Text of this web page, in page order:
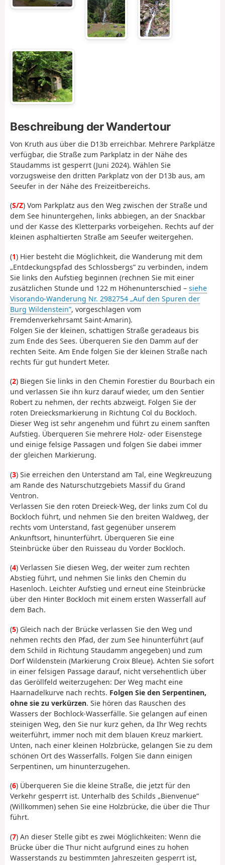
Beschreibung der Wandertour
Von Kruth aus über die D13b erreichbar. Mehrere Parkplätze
verfügbar, die Straße zum Parkplatz in der Nähe des
Staudamms ist gesperrt (Juni 2024). Wählen Sie
vorzugsweise den dritten Parkplatz von der D13b aus, am
Seeufer in der Nähe des Freizeitbereichs.
(S/Z) Vom Parkplatz aus den Weg zwischen der Straße und
dem See hinuntergehen, links abbiegen, an der Snackbar
und der Kasse des Kletterparks vorbeigehen. Rechts auf der
kleinen asphaltierten Straße am Seeufer weitergehen.
(1) Hier besteht die Möglichkeit, die Wanderung mit dem
„Entdeckungspfad des Schlossbergs” zu verbinden, indem
Sie links den Aufstieg beginnen (rechnen Sie mit einer
zusätzlichen Stunde und 122 m Höhenunterschied – siehe
Visorando-Wanderung Nr. 2982754 „Auf den Spuren der
Burg Wildenstein”, vorgeschlagen vom
Fremdenverkehrsamt Saint-Amarin).
Folgen Sie der kleinen, schattigen Straße geradeaus bis
zum Ende des Sees. Überqueren Sie den Damm auf der
rechten Seite. Am Ende folgen Sie der kleinen Straße nach
rechts für gut hundert Meter.
(2) Biegen Sie links in den Chemin Forestier du Bourbach ein
und verlassen Sie ihn kurz darauf wieder, um den Sentier
Robert zu nehmen, der rechts abzweigt. Folgen Sie der
roten Dreiecksmarkierung in Richtung Col du Bockloch.
Dieser Weg ist sehr angenehm und führt zu einem sanften
Aufstieg. Überqueren Sie mehrere Holz- oder Eisenstege
und einige felsige Passagen und folgen Sie dabei immer
der gleichen Markierung.
(3) Sie erreichen den Unterstand am Tal, eine Wegkreuzung
am Rande des Naturschutzgebiets Massif du Grand
Ventron.
Verlassen Sie den roten Dreieck-Weg, der links zum Col du
Bockloch führt, und nehmen Sie den breiten Waldweg, der
rechts vom Unterstand, fast gegenüber unserem
Ankunftsort, hinunterführt. Überqueren Sie eine
Steinbrücke über den Ruisseau du Vorder Bockloch.
(4) Verlassen Sie diesen Weg, der weiter zum rechten
Abstieg führt, und nehmen Sie links den Chemin du
Hasenloch. Leichter Aufstieg und erneut eine Steinbrücke
über den Hinter Bockloch mit einem ersten Wasserfall auf
dem Bach.
(5) Gleich nach der Brücke verlassen Sie den Weg und
nehmen rechts den Pfad, der zum See hinunterführt (auf
dem Schild in Richtung Staudamm angegeben) und zum
Dorf Wildenstein (Markierung Croix Bleue). Achten Sie sofort
in einer felsigen Passage darauf, nicht versehentlich über
das Geröllfeld weiterzugehen: Der Weg macht eine
Haarnadelkurve nach rechts. Folgen Sie den Serpentinen,
ohne sie zu verkürzen. Sie hören das Rauschen des
Wassers der Bochlock-Wasserfälle. Sie gelangen auf einen
steinigen Weg, den Sie nur kurz gehen, da Ihr Weg rechts
weiterführt, immer noch mit dem blauen Kreuz markiert.
Unten, nach einer kleinen Holzbrücke, gelangen Sie zu dem
schönen Ort des Wasserfalls. Folgen Sie dann einigen
Serpentinen, um hinunterzugehen.
(6) Überqueren Sie die kleine Straße, die jetzt für den
Verkehr gesperrt ist. Unterhalb des Schilds „Bienvenue”
(Willkommen) sehen Sie eine Holzbrücke, die über die Thur
führt.
(7) An dieser Stelle gibt es zwei Möglichkeiten: Wenn die
Brücke über die Thur nicht aufgrund eines zu hohen
Wasserstands zu bestimmten Jahreszeiten gesperrt ist,